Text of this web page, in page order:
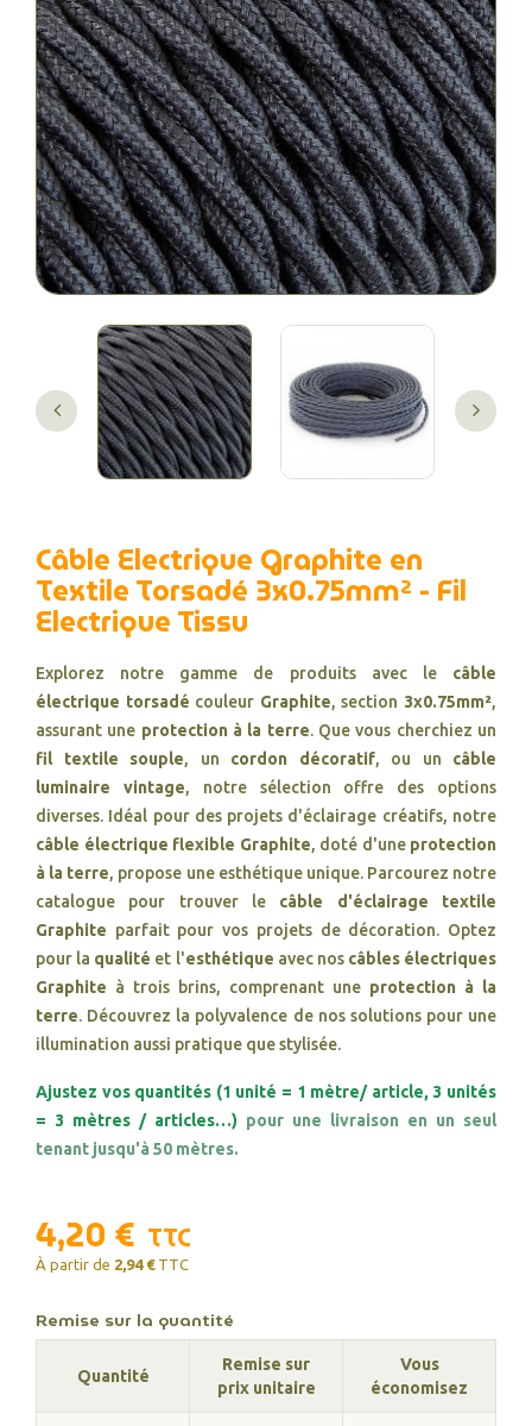
Câble Electrique Graphite en
Textile Torsadé 3x0.75mm² - Fil
Electrique Tissu
Explorez notre gamme de produits avec le câble
électrique torsadé couleur Graphite, section 3x0.75mm²,
assurant une protection à la terre. Que vous cherchiez un
fil textile souple, un cordon décoratif, ou un câble
luminaire vintage, notre sélection offre des options
diverses. Idéal pour des projets d'éclairage créatifs, notre
câble électrique flexible Graphite, doté d'une protection
à la terre, propose une esthétique unique. Parcourez notre
catalogue pour trouver le câble d'éclairage textile
Graphite parfait pour vos projets de décoration. Optez
pour la qualité et l'esthétique avec nos câbles électriques
Graphite à trois brins, comprenant une protection à la
terre. Découvrez la polyvalence de nos solutions pour une
illumination aussi pratique que stylisée.
Ajustez vos quantités (1 unité = 1 mètre/ article, 3 unités
= 3 mètres / articles…) pour une livraison en un seul
tenant jusqu'à 50 mètres.
4,20 € TTC
À partir de 2,94 € TTC
Remise sur la quantité
Quantité
Remise sur
prix unitaire
Vous
économisez